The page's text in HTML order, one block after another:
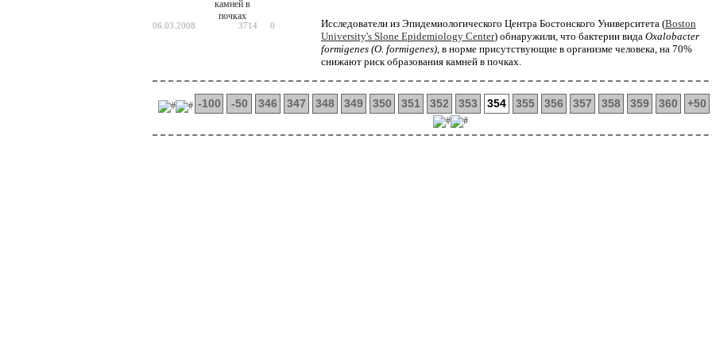
06.03.2008 3714 0 Исследователи из Эпидемиологического Центра Бостонского Университета (Boston
University's Slone Epidemiology Center) обнаружили, что бактерии вида Oxalobacter
formigenes (O. formigenes), в норме присутствующие в организме человека, на 70%
снижают риск образования камней в почках.
-100 -50 346 347 348 349 350 351 352 353 354 355 356 357 358 359 360 +50